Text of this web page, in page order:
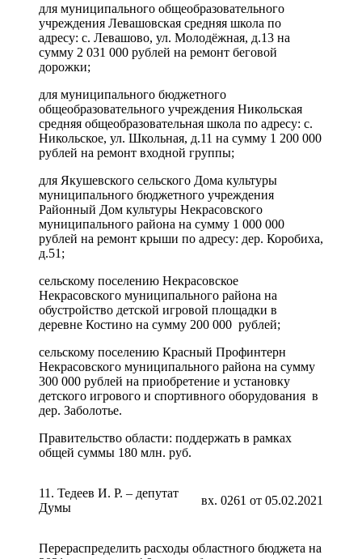
для муниципального общеобразовательного
учреждения Левашовская средняя школа по
адресу: с. Левашово, ул. Молодёжная, д.13 на
сумму 2 031 000 рублей на ремонт беговой
дорожки;
для муниципального бюджетного
общеобразовательного учреждения Никольская
средняя общеобразовательная школа по адресу: с.
Никольское, ул. Школьная, д.11 на сумму 1 200 000
рублей на ремонт входной группы;
для Якушевского сельского Дома культуры
муниципального бюджетного учреждения
Районный Дом культуры Некрасовского
муниципального района на сумму 1 000 000
рублей на ремонт крыши по адресу: дер. Коробиха,
д.51;
сельскому поселению Некрасовское
Некрасовского муниципального района на
обустройство детской игровой площадки в
деревне Костино на сумму 200 000 рублей;
сельскому поселению Красный Профинтерн
Некрасовского муниципального района на сумму
300 000 рублей на приобретение и установку
детского игрового и спортивного оборудования в
дер. Заболотье.
Правительство области: поддержать в рамках
общей суммы 180 млн. руб.
11. Тедеев И. Р. – депутат
Думы
вх. 0261 от 05.02.2021
Перераспределить расходы областного бюджета на